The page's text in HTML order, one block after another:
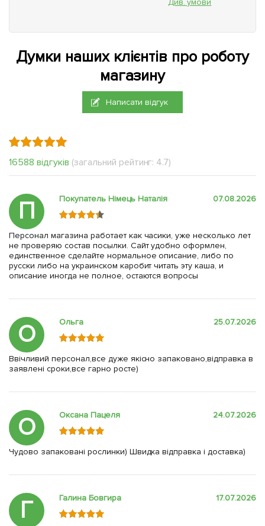
Див. умови
Думки наших клієнтів про роботу
магазину
Написати відгук
16588 відгуків (загальний рейтинг: 4.7)
П Покупатель Німець Наталія 07.08.2026
Персонал магазина работает как часики, уже несколько лет
не проверяю состав посылки. Сайт удобно оформлен,
единственное сделайте нормальное описание, либо по
русски либо на украинском каробит читать эту каша, и
описание иногда не полное, остаются вопросы
О Ольга 25.07.2026
Ввічливий персонал,все дуже якісно запаковано,відправка в
заявлені сроки,все гарно росте)
О Оксана Пацеля 24.07.2026
Чудово запаковані рослинки) Швидка відправка і доставка)
Г Галина Бовгира 17.07.2026